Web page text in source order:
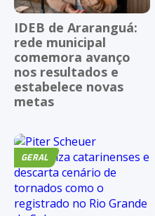
IDEB de Araranguá:
rede municipal
comemora avanço
nos resultados e
estabelece novas
metas
GERAL